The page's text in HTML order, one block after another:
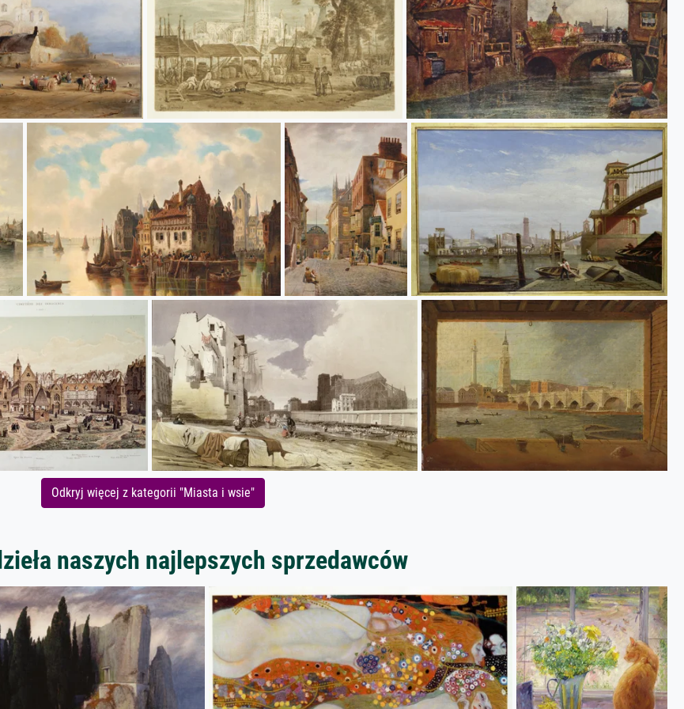
Odkryj więcej z kategorii "Miasta i wsie"
naszych najlepszych sprzedawców